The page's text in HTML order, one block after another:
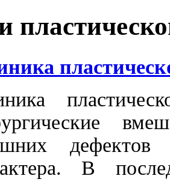
дефектов
В